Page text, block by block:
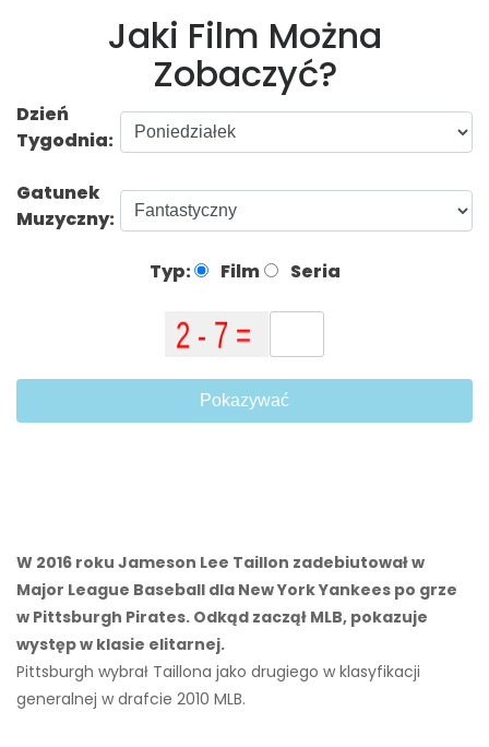
Jaki Film Można
Zobaczyć?
Dzień
Tygodnia:
Gatunek
Muzyczny:
Typ: Film Seria
Pokazywać
W 2016 roku Jameson Lee Taillon zadebiutował w
Major League Baseball dla New York Yankees po grze
w Pittsburgh Pirates. Odkąd zaczął MLB, pokazuje
występ w klasie elitarnej.
Pittsburgh wybrał Taillona jako drugiego w klasyfikacji
generalnej w drafcie 2010 MLB.